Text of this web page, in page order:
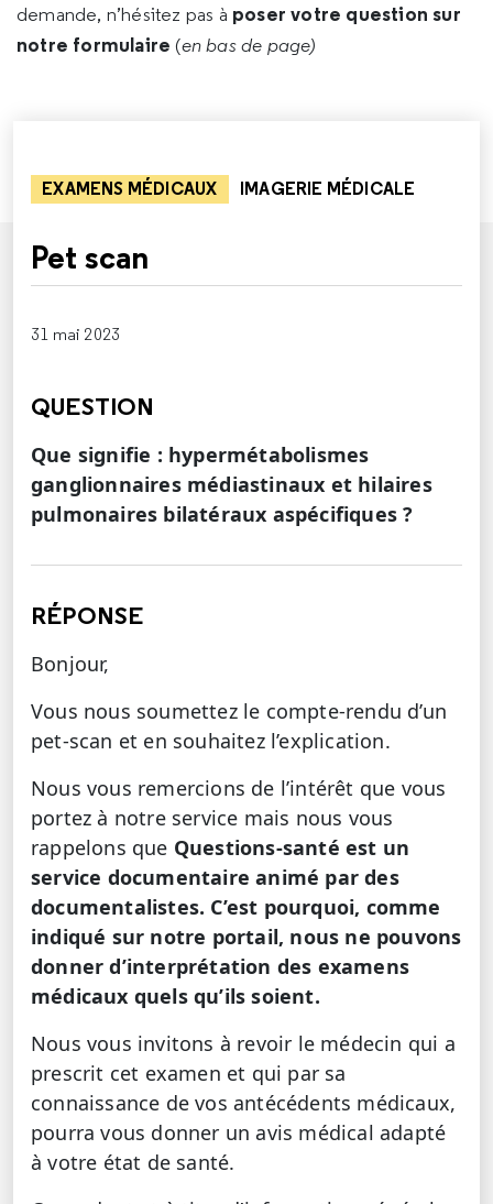
demande, n’hésitez pas à poser votre question sur
notre formulaire (en bas de page)
EXAMENS MÉDICAUX IMAGERIE MÉDICALE
Pet scan
31 mai 2023
QUESTION
Que signifie : hypermétabolismes
ganglionnaires médiastinaux et hilaires
pulmonaires bilatéraux aspécifiques ?
RÉPONSE
Bonjour,
Vous nous soumettez le compte-rendu d’un
pet-scan et en souhaitez l’explication.
Nous vous remercions de l’intérêt que vous
portez à notre service mais nous vous
rappelons que Questions-santé est un
service documentaire animé par des
documentalistes. C’est pourquoi, comme
indiqué sur notre portail, nous ne pouvons
donner d’interprétation des examens
médicaux quels qu’ils soient.
Nous vous invitons à revoir le médecin qui a
prescrit cet examen et qui par sa
connaissance de vos antécédents médicaux,
pourra vous donner un avis médical adapté
à votre état de santé.